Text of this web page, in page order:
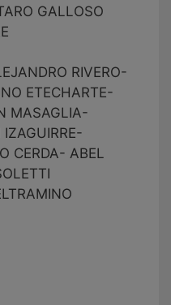
GALLOSO
RIVERO-
ETECHARTE-
MASAGLIA-
CERDA- ABEL